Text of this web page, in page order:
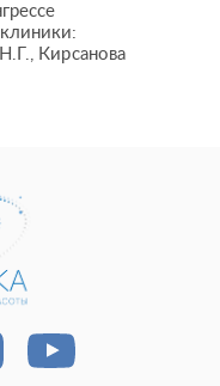
операции
хирургии
Акции
Кирсанова